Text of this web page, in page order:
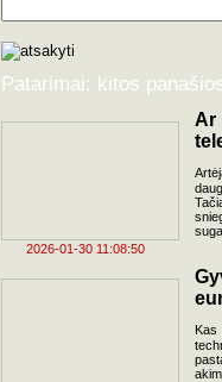
Patarimai: kitos
2026-01-30 11:08:50
Ar
Kas